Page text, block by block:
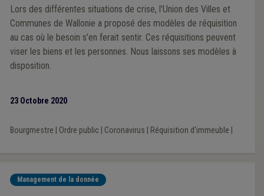
Lors des différentes situations de crise, l'Union des Villes et
Communes de Wallonie a proposé des modèles de réquisition
au cas où le besoin s’en ferait sentir. Ces réquisitions peuvent
viser les biens et les personnes. Nous laissons ses modèles à
disposition.
23 Octobre 2020
Bourgmestre Ordre public Coronavirus Réquisition d'immeuble
Management de la donnée